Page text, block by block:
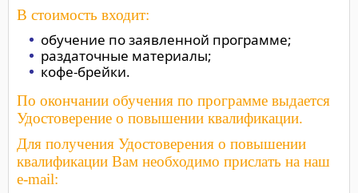
В стоимость входит:
обучение по заявленной программе;
раздаточные материалы;
кофе-брейки.
По окончании обучения по программе выдается
Удостоверение о повышении квалификации.
Для получения Удостоверения о повышении
квалификации Вам необходимо прислать на наш
e-mail: